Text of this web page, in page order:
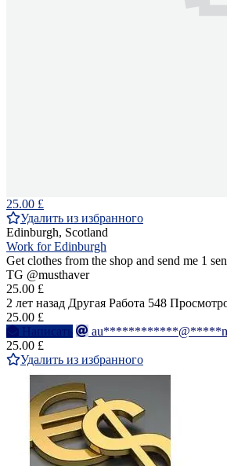
25.00 £
Удалить из избранного
Edinburgh, Scotland
Work for Edinburgh
Get clothes from the shop and send me 1
TG @musthaver
25.00 £
2 лет назад Другая Работа 548
25.00 £
Написать
25.00 £
Удалить из избранного